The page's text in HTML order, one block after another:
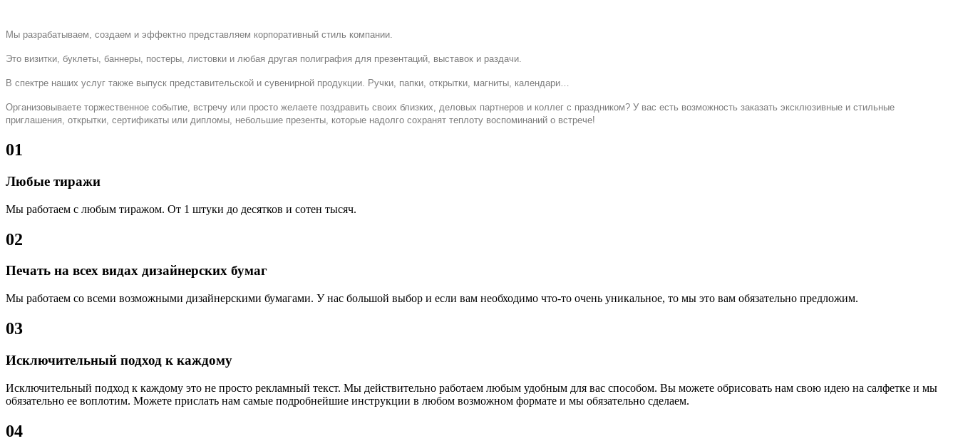
Мы разрабатываем, создаем и эффектно представляем корпоративный стиль компании.
Это визитки, буклеты, баннеры, постеры, листовки и любая другая полиграфия для презентаций, выставок и раздачи.
В спектре наших услуг также выпуск представительской и сувенирной продукции. Ручки, папки, открытки, магниты, календари…
Организовываете торжественное событие, встречу или просто желаете поздравить своих близких, деловых партнеров и коллег с праздником? У вас есть возможность заказать эксклюзивные и стильные
приглашения, открытки, сертификаты или дипломы, небольшие презенты, которые надолго сохранят теплоту воспоминаний о встрече!
01
Любые тиражи
Мы работаем с любым тиражом. От 1 штуки до десятков и сотен тысяч.
02
Печать на всех видах дизайнерских бумаг
Мы работаем со всеми возможными дизайнерскими бумагами. У нас большой выбор и если вам необходимо что-то очень уникальное, то мы это вам обязательно предложим.
03
Исключительный подход к каждому
Исключительный подход к каждому это не просто рекламный текст. Мы действительно работаем любым удобным для вас способом. Вы можете обрисовать нам свою идею на салфетке и мы
обязательно ее воплотим. Можете прислать нам самые подробнейшие инструкции в любом возможном формате и мы обязательно сделаем.
04